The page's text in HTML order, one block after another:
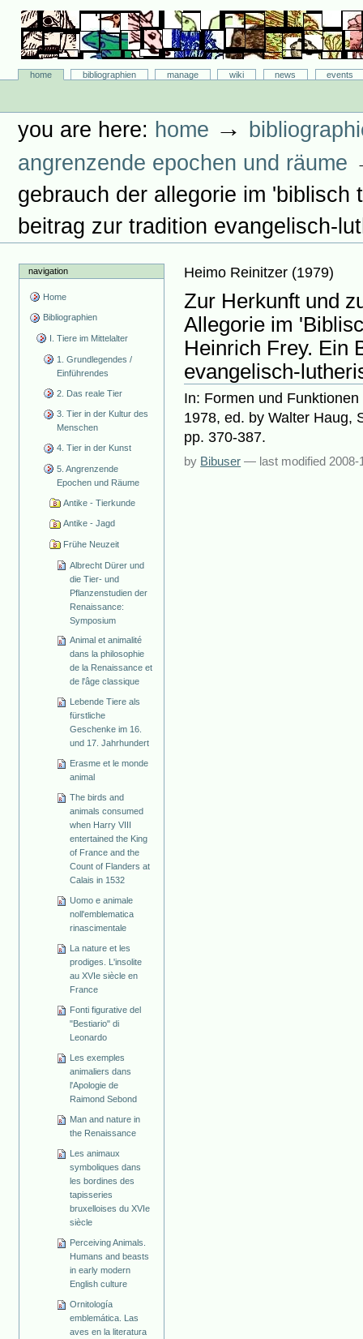
content.
navigation
Bibliographie-Portal
Sectionshome bibliographien manage wiki news
events
you are here: home →
angrenzende epochen und räume
gebrauch der allegorie im 'biblisch
beitrag zur tradition evangelisch-
navigation
Home
Bibliographien
I. Tiere im Mittelalter
1. Grundlegendes /
Einführendes
2. Das reale Tier
3. Tier in der Kultur des
Menschen
4. Tier in der Kunst
5. Angrenzende
Epochen und Räume
Antike - Tierkunde
Antike - Jagd
Frühe Neuzeit
Albrecht Dürer und
die Tier- und
Pflanzenstudien der
Renaissance:
Symposium
Animal et animalité
dans la philosophie
de la Renaissance et
de l'âge classique
Lebende Tiere als
fürstliche
Geschenke im 16.
und 17. Jahrhundert
Erasme et le monde
animal
The birds and
animals consumed
when Harry VIII
entertained the King
of France and the
Count of Flanders at
Calais in 1532
Uomo e animale
noll'emblematica
rinascimentale
La nature et les
prodiges. L'insolite
au XVIe siècle en
France
Fonti figurative del
"Bestiario" di
Leonardo
Les exemples
animaliers dans
l'Apologie de
Raimond Sebond
Man and nature in
the Renaissance
Les animaux
symboliques dans
les bordines des
tapisseries
bruxelloises du XVIe
siècle
Perceiving Animals.
Humans and beasts
in early modern
English culture
Ornitología
emblemática. Las
aves en la literatura
Heimo Reinitzer (1979)
Zur Herkunft und
Allegorie im
Heinrich Frey. Ein
evangelisch-
In: Formen und
1978, ed. by Walter Haug,
pp. 370-387.
by Bibuser — last modified 2008-